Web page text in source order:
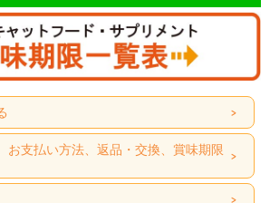
お支払い方法、返品・交換、賞味期限